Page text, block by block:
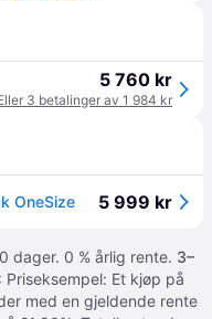
5 760 kr
3 betalinger av 1 984 kr
OneSize 5 999 kr
dager. 0 % årlig rente. 3–
: Priseksempel: Et kjøp på
med en gjeldende rente